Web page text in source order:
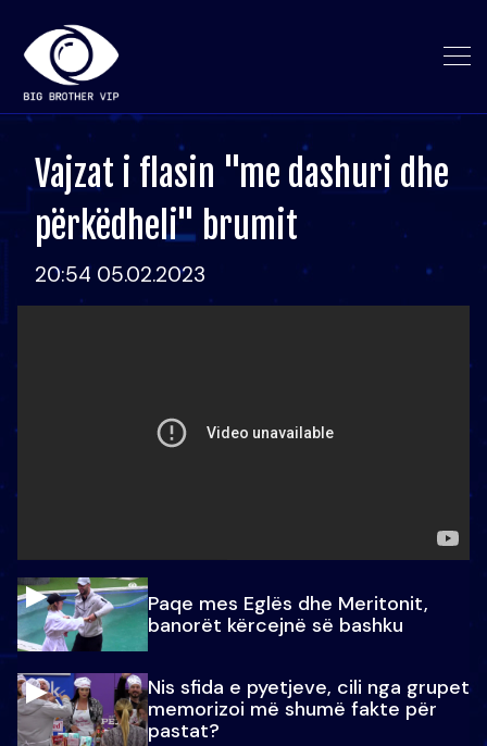
Vajzat i flasin "me dashuri dhe
përkëdheli" brumit
20:54 05.02.2023
Paqe mes Eglës dhe Meritonit,
banorët kërcejnë së bashku
Nis sfida e pyetjeve, cili nga grupet
memorizoi më shumë fakte për
pastat?